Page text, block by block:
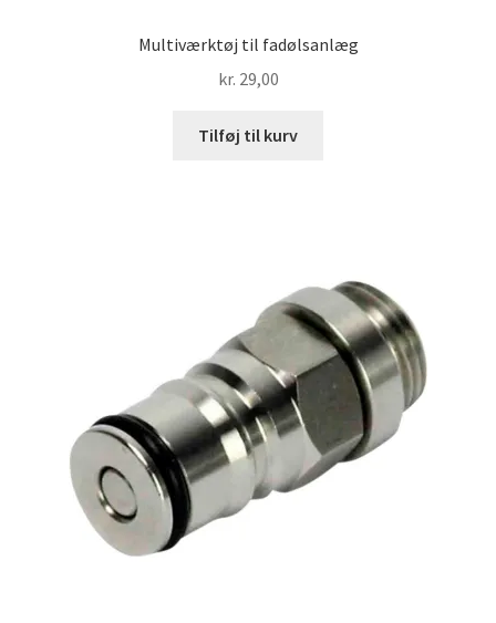
Multiværktøj til fadølsanlæg
kr. 29,00
Tilføj til kurv